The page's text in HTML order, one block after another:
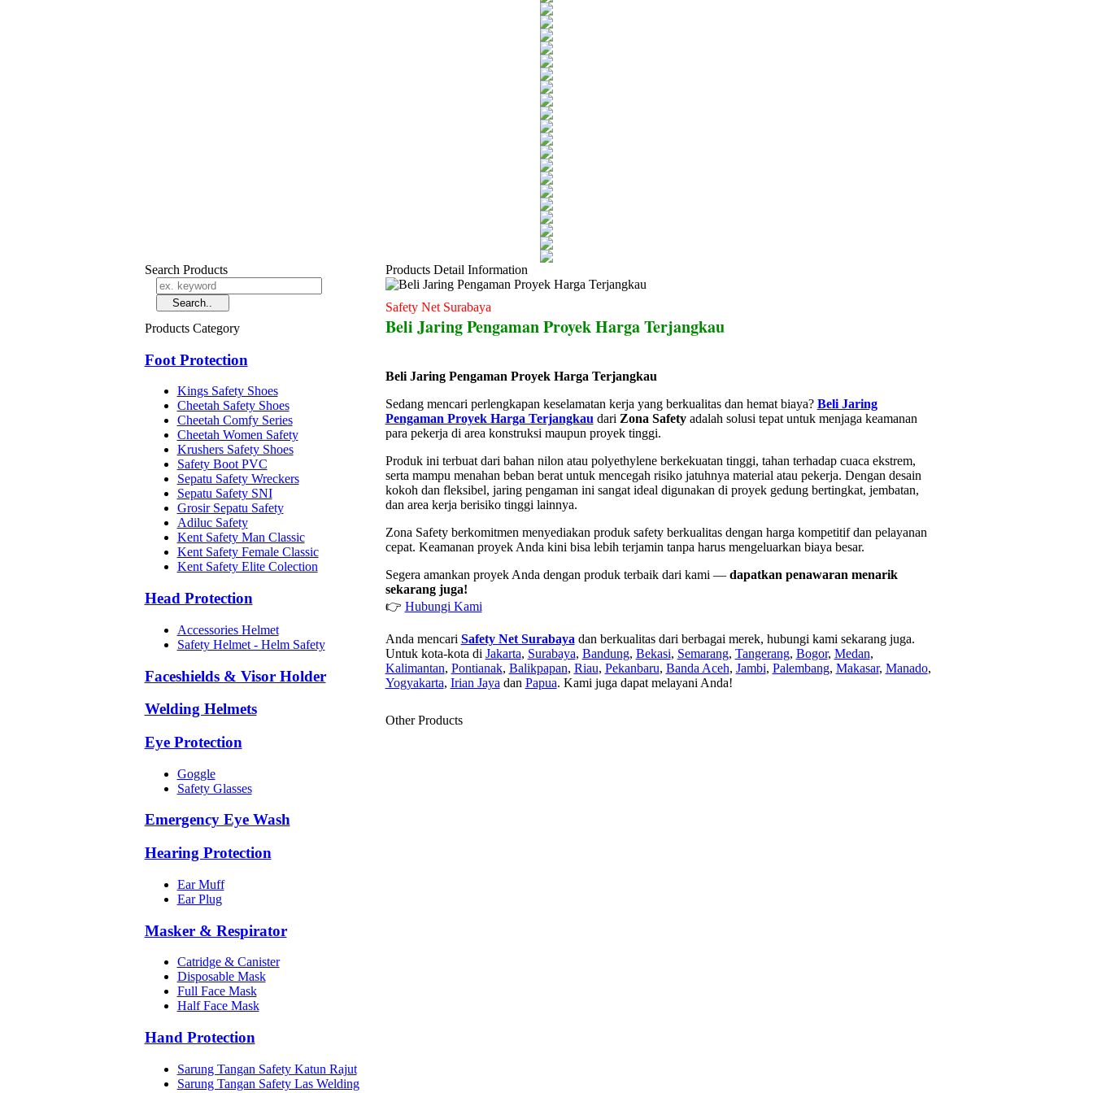
Search Products
Products Category
Foot Protection
Kings Safety Shoes
Cheetah Safety Shoes
Cheetah Comfy Series
Cheetah Women Safety
Krushers Safety Shoes
Safety Boot PVC
Sepatu Safety Wreckers
Sepatu Safety SNI
Grosir Sepatu Safety
Adiluc Safety
Kent Safety Man Classic
Kent Safety Female Classic
Kent Safety Elite Colection
Head Protection
Accessories Helmet
Safety Helmet - Helm Safety
Faceshields & Visor Holder
Welding Helmets
Eye Protection
Goggle
Safety Glasses
Emergency Eye Wash
Hearing Protection
Ear Muff
Ear Plug
Masker & Respirator
Catridge & Canister
Disposable Mask
Full Face Mask
Half Face Mask
Hand Protection
Sarung Tangan Safety Katun Rajut
Sarung Tangan Safety Las Welding
Products Detail Information
Safety Net Surabaya
Beli Jaring Pengaman Proyek Harga Terjangkau
Beli Jaring Pengaman Proyek Harga Terjangkau
Sedang mencari perlengkapan keselamatan kerja yang berkualitas dan hemat biaya? Beli Jaring
Pengaman Proyek Harga Terjangkau dari Zona Safetyadalah solusi tepat untuk menjaga keamanan
para pekerja di area konstruksi maupun proyek tinggi.
Produk ini terbuat dari bahan nilon atau polyethylene berkekuatan tinggi, tahan terhadap cuaca ekstrem,
serta mampu menahan beban berat untuk mencegah risiko jatuhnya material atau pekerja. Dengan desain
kokoh dan fleksibel, jaring pengaman ini sangat ideal digunakan di proyek gedung bertingkat, jembatan,
dan area kerja berisiko tinggi lainnya.
Zona Safety berkomitmen menyediakan produk safety berkualitas dengan harga kompetitif dan pelayanan
cepat. Keamanan proyek Anda kini bisa lebih terjamin tanpa harus mengeluarkan biaya besar.
Segera amankan proyek Anda dengan produk terbaik dari kami — dapatkan penawaran menarik
sekarang juga!
👉 Hubungi Kami
Anda mencari Safety Net Surabaya dan berkualitas dari berbagai merek, hubungi kami sekarang juga.
Untuk kota-kota di Jakarta, Surabaya, Bandung, Bekasi, Semarang, Tangerang, Bogor, Medan,
Kalimantan, Pontianak, Balikpapan, Riau, Pekanbaru, Banda Aceh, Jambi, Palembang, Makasar, Manado,
Yogyakarta, Irian Jaya dan Papua. Kami juga dapat melayani Anda!
Other Products